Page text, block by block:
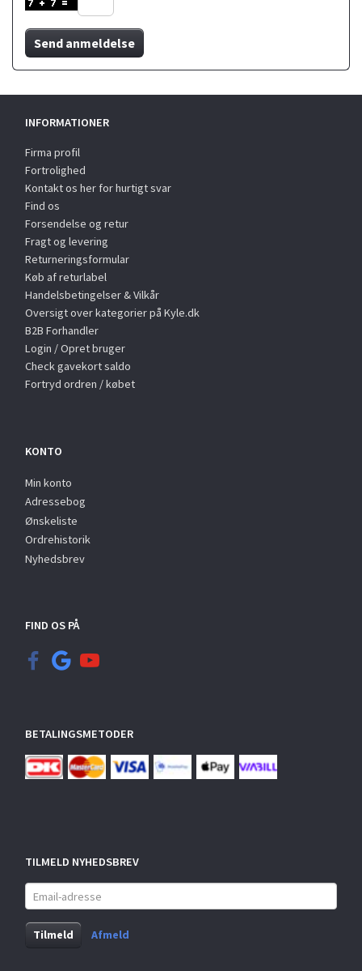
Send anmeldelse
INFORMATIONER
Firma profil
Fortrolighed
Kontakt os her for hurtigt svar
Find os
Forsendelse og retur
Fragt og levering
Returneringsformular
Køb af returlabel
Handelsbetingelser & Vilkår
Oversigt over kategorier på Kyle.dk
B2B Forhandler
Login / Opret bruger
Check gavekort saldo
Fortryd ordren / købet
KONTO
Min konto
Adressebog
Ønskeliste
Ordrehistorik
Nyhedsbrev
FIND OS PÅ
BETALINGSMETODER
TILMELD NYHEDSBREV
Email-
adresse
Tilmeld
Afmeld